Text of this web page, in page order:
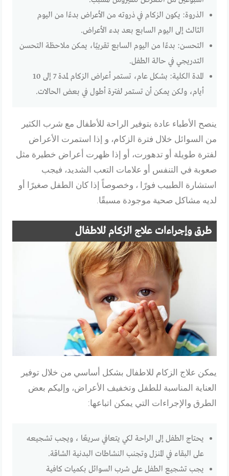
الذروة: يكون الزكام في ذروته من الأعراض بدءًا من اليوم
الثالث إلى اليوم السابع بعد بدء الأعراض.
التحسن: بدءًا من اليوم السابع تقريبًا، يمكن ملاحظة التحسن
التدريجي في حالة الطفل.
المدة الكلية: بشكل عام، تستمر أعراض الزكام لمدة 7 إلى 10
أيام، ولكن يمكن أن تستمر لفترة أطول في بعض الحالات.
ينصح الأطباء عادة بتوفير الراحة للأطفال مع شرب الكثير
من السوائل خلال فترة الزكام، و إذا استمرت الأعراض
لفترة طويلة أو تدهورت، أو إذا ظهرت أعراض خطيرة مثل
صعوبة في التنفس أو علامات التعب الشديد، فيجب
استشارة الطبيب فورًا ، وخصوصاً إذا كان الطفل صغيرًا أو
لديه مشاكل صحية موجودة مسبقًا.
طرق وإجراءات علاج الزكام للاطفال
يمكن علاج الزكام للاطفال بشكل أساسي من خلال توفير
العناية المناسبة للطفل وتخفيف الأعراض، وإليكم بعض
الطرق والإجراءات التي يمكن اتباعها:
يحتاج الطفل إلى الراحة لكي يتعافي سريعًا ، ويجب تشجيعه
على البقاء في المنزل وتجنب النشاطات البدنية الشاقة.
يجب تشجيع الطفل على شرب السوائل بكميات كافية